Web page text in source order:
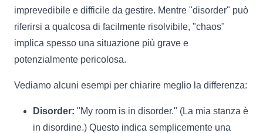
imprevedibile e difficile da gestire. Mentre "disorder" può
riferirsi a qualcosa di facilmente risolvibile, "chaos"
implica spesso una situazione più grave e
potenzialmente pericolosa.
Vediamo alcuni esempi per chiarire meglio la differenza:
Disorder: "My room is in disorder." (La mia stanza è
in disordine.) Questo indica semplicemente una